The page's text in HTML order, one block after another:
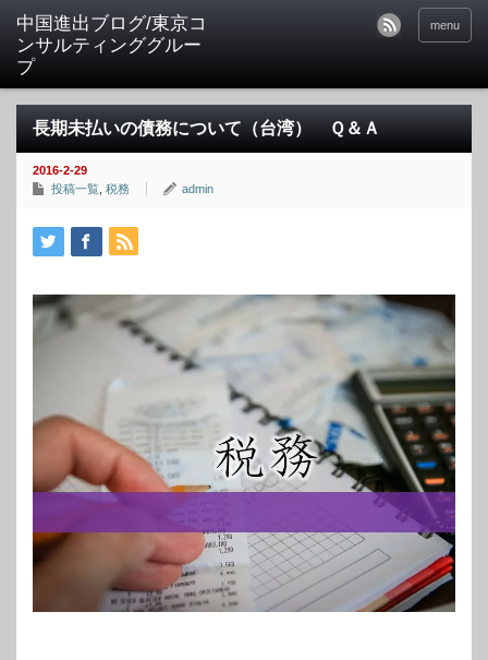
中国進出ブログ/東京コ
ンサルティンググルー
プ
menu
長期未払いの債務について（台湾） Ｑ＆Ａ
2016-2-29
投稿一覧 税務 admin